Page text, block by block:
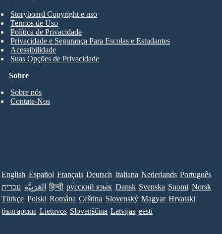
Sobre
Sobre nós
Contate-Nos
Storyboard Copyright e uso
Termos de Uso
Política de Privacidade
Privacidade e Segurança Para Escolas e Estudantes
Acessibilidade
Suas Opções de Privacidade
English Español Français Deutsch Italiana Nederlands Português
עברית العَرَبِيَّة हिन्दी ру́сский язы́к Dansk Svenska Suomi Norsk
Türkçe Polski Româna Ceština Slovenský Magyar Hrvatski
български Lietuvos Slovenščina Latvijas eesti